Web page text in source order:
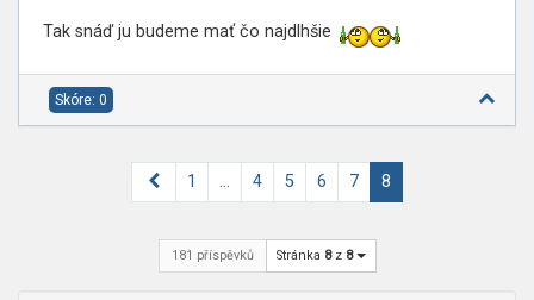
Tak snáď ju budeme mať čo najdlhšie
Skóre: 0
Předchozí
1 … 4 5 6 7 8
181 příspěvků Stránka 8z 8